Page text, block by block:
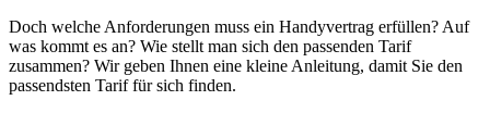
Doch welche Anforderungen muss ein Handyvertrag erfüllen? Auf
was kommt es an? Wie stellt man sich den passenden Tarif
zusammen? Wir geben Ihnen eine kleine Anleitung, damit Sie den
passendsten Tarif für sich finden.